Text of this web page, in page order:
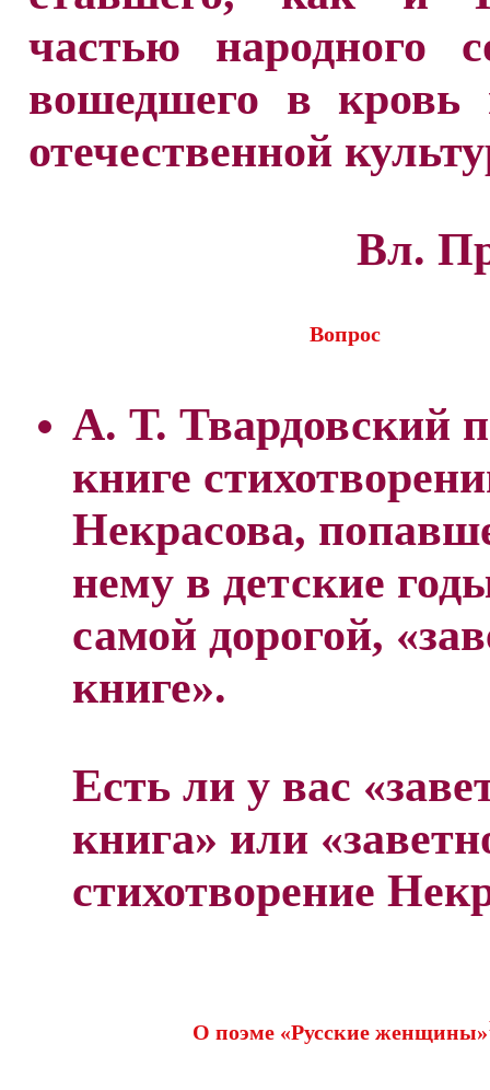
частью народного
вошедшего в кровь
отечественной
Вл.
Вопрос
А. Т. Твардовский
книге
Некрасова,
нему в детские
самой дорогой,
книге».
Есть ли у вас
книга» или
стихотворение
О поэме «Русские женщины»